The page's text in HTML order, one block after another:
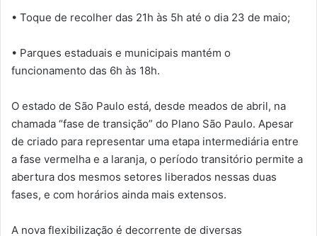
• Toque de recolher das 21h às 5h até o dia 23 de maio;
• Parques estaduais e municipais mantém o
funcionamento das 6h às 18h.
O estado de São Paulo está, desde meados de abril, na
chamada “fase de transição” do Plano São Paulo. Apesar
de criado para representar uma etapa intermediária entre
a fase vermelha e a laranja, o período transitório permite a
abertura dos mesmos setores liberados nessas duas
fases, e com horários ainda mais extensos.
A nova flexibilização é decorrente de diversas